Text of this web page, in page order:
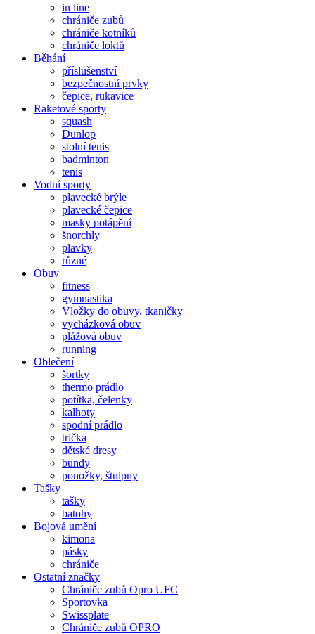
in line
chrániče zubů
chrániče kotníků
chrániče loktů
Běhání
příslušenství
bezpečnostní prvky
čepice, rukavice
Raketové sporty
squash
Dunlop
stolní tenis
badminton
tenis
Vodní sporty
plavecké brýle
plavecké čepice
masky potápění
šnorchly
plavky
různé
Obuv
fitness
gymnastika
Vložky do obuvy, tkaničky
vycházková obuv
plážová obuv
running
Oblečení
šortky
thermo prádlo
potítka, čelenky
kalhoty
spodní prádlo
trička
dětské dresy
bundy
ponožky, štulpny
Tašky
tašky
batohy
Bojová umění
kimona
pásky
chrániče
Ostatní značky
Chrániče zubů Opro UFC
Sportovka
Swissplate
Chrániče zubů OPRO